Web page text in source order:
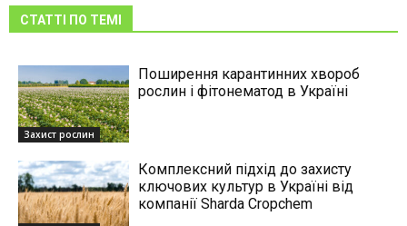
СТАТТІ ПО ТЕМІ
Захист рослин
Поширення карантинних хвороб
рослин і фітонематод в Україні
Комплексний підхід до захисту
ключових культур в Україні від
компанії Sharda Cropchem